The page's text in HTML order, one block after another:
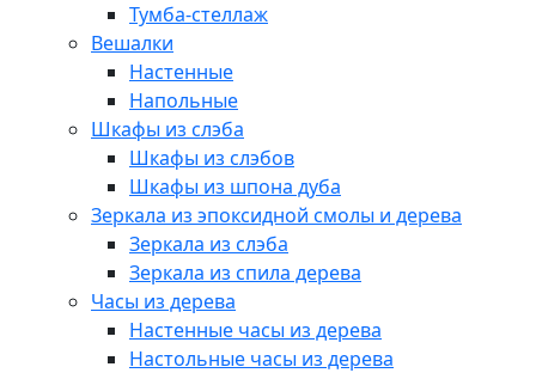
Тумба-стеллаж
Вешалки
Настенные
Напольные
Шкафы из слэба
Шкафы из слэбов
Шкафы из шпона дуба
Зеркала из эпоксидной смолы и дерева
Зеркала из слэба
Зеркала из спила дерева
Часы из дерева
Настенные часы из дерева
Настольные часы из дерева